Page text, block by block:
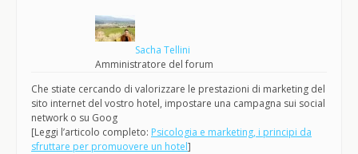
Sacha Tellini
Amministratore del forum
Che stiate cercando di valorizzare le prestazioni di marketing del
sito internet del vostro hotel, impostare una campagna sui social
network o su Goog
[Leggi l’articolo completo: Psicologia e marketing, i principi da
sfruttare per promuovere un hotel]